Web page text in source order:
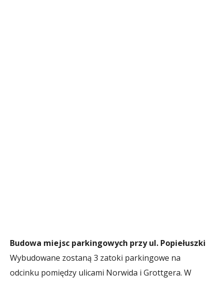
Budowa miejsc parkingowych przy ul. Popiełuszki
Wybudowane zostaną 3 zatoki parkingowe na
odcinku pomiędzy ulicami Norwida i Grottgera. W